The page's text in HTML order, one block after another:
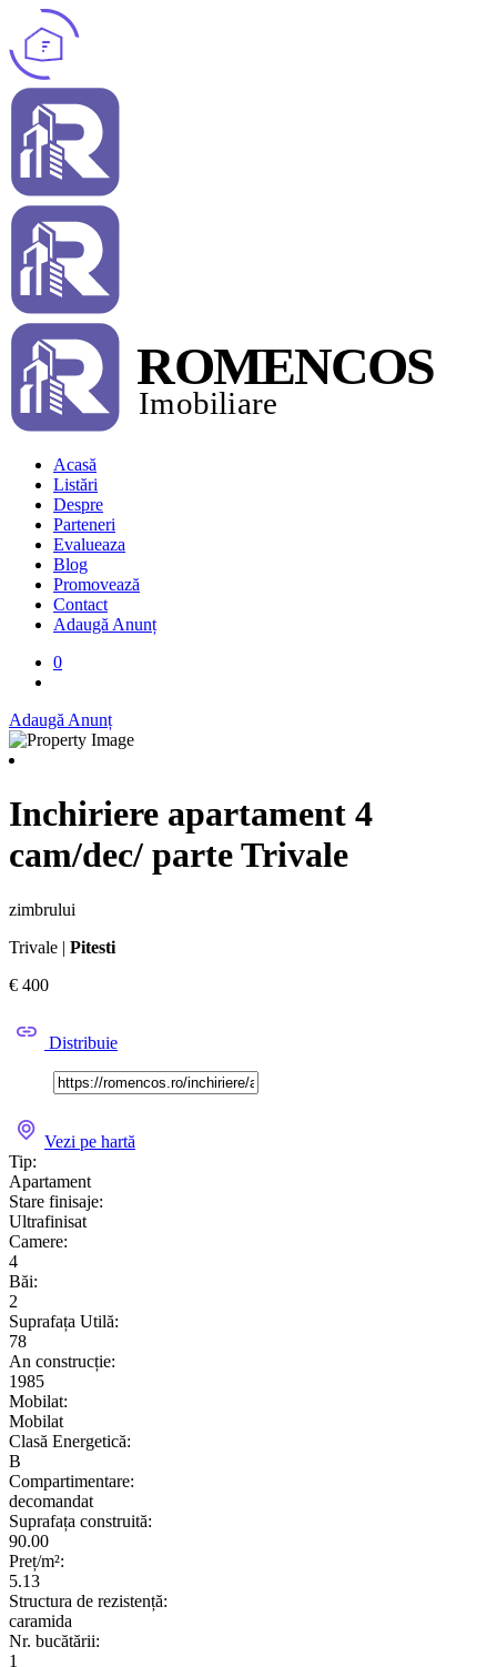
Acasă
Listări
Despre
Parteneri
Evalueaza
Blog
Promovează
Contact
Adaugă Anunț
0
Adaugă Anunț
Inchiriere apartament 4
cam/dec/ parte Trivale
zimbrului
Trivale | Pitesti
€ 400
Distribuie
Vezi pe hartă
Tip:
Apartament
Stare finisaje:
Ultrafinisat
Camere:
4
Băi:
2
Suprafața Utilă:
78
An construcție:
1985
Mobilat:
Mobilat
Clasă Energetică:
B
Compartimentare:
decomandat
Suprafața construită:
90.00
Preț/m²:
5.13
Structura de rezistență:
caramida
Nr. bucătării:
1